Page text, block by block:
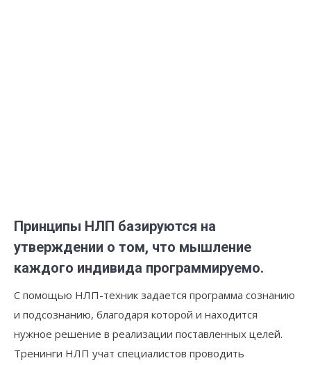
Принципы НЛП базируются на
утверждении о том, что мышление
каждого индивида программируемо.
С помощью НЛП-техник задается программа сознанию
и подсознанию, благодаря которой и находится
нужное решение в реализации поставленных целей.
Тренинги НЛП учат специалистов проводить